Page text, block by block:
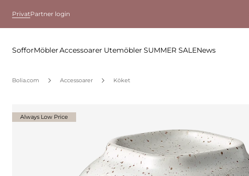
PrivatPartner login
SofforMöblerAccessoarer Utemöbler SUMMER SALENews
Bolia.com Accessoarer Köket
Always Low Price